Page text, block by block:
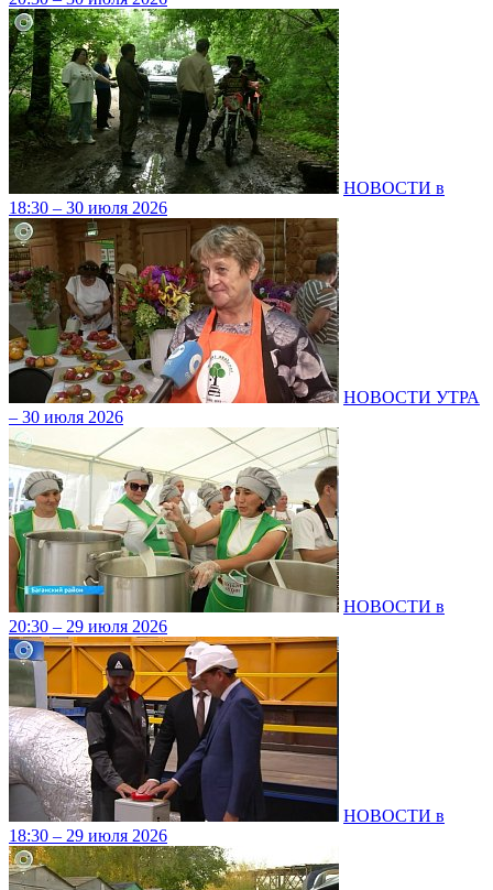
НОВОСТИ в
18:30 – 30 июля 2026
НОВОСТИ УТРА
– 30 июля 2026
НОВОСТИ в
20:30 – 29 июля 2026
НОВОСТИ в
18:30 – 29 июля 2026